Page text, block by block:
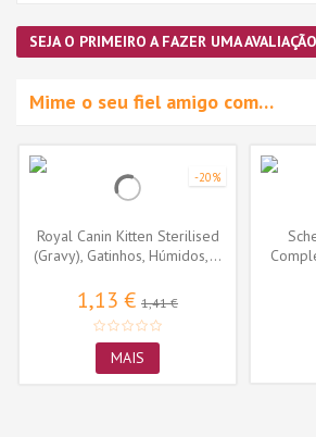
SEJA O PRIMEIRO A FAZER UMA
Mime o seu fiel amigo com…
-20%
Royal Canin Kitten Sterilised
(Gravy), Gatinhos, Húmidos,...
1,13 € 1,41 €
MAIS